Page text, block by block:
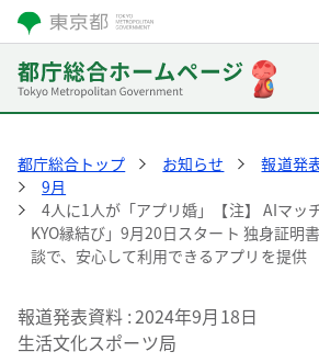
都庁総合トップ お知らせ 報道発
9月
4人に1人が「アプリ婚」【注】 AIマッ
KYO縁結び」9月20日スタート 独身証明
談で、安心して利用できるアプリを提供
報道発表資料 2024年9月18日
生活文化スポーツ局